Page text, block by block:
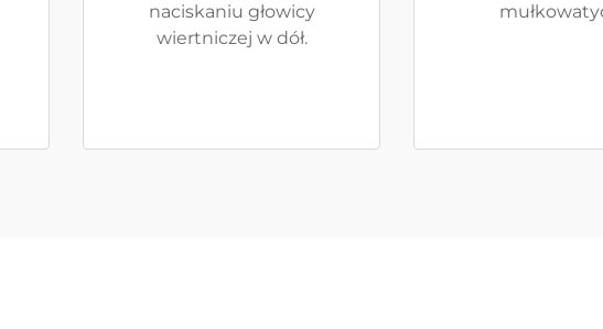
naciskaniu głowicy
wiertniczej w dół.